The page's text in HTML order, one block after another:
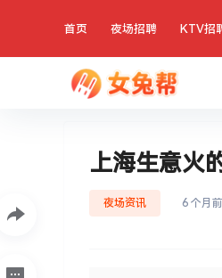
首页 夜场招聘 KTV招
上海生意火
夜场资讯 6 个月前